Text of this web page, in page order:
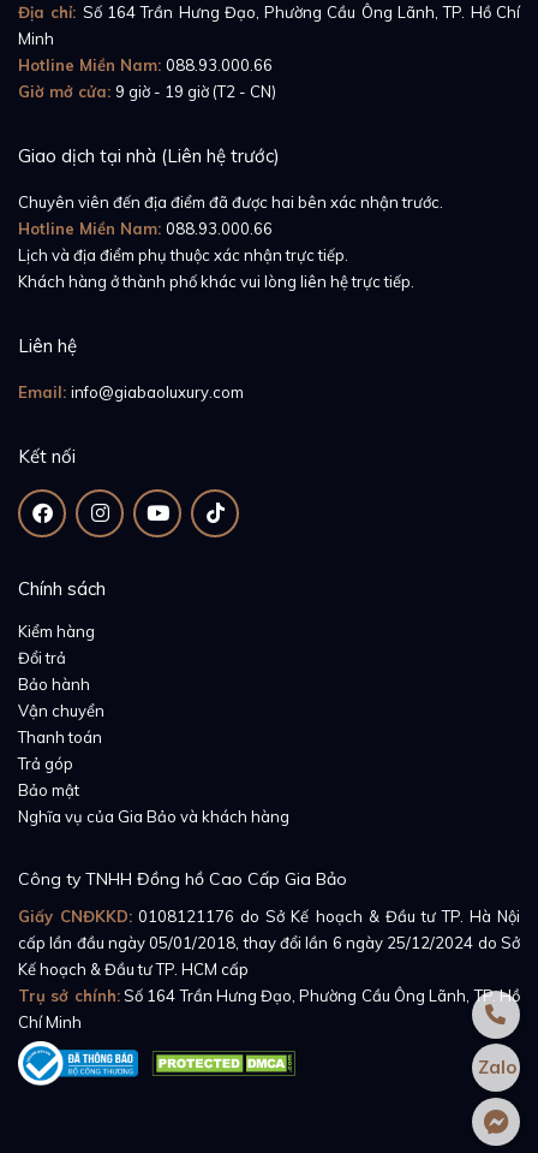
cũng là một điểm cộng không thể bỏ qua khi nói về vẻ
đẹp hào nhoáng và tinh xảo tột bậc. Bên cạnh chất
liệu vàng trắng 18K tương tự bộ bỏ, những viên kim
cương cũng được sử dụng vô cùng hoàn hảo trong
phần lộng lẫy, bắt mắt.
Địa chỉ: Số 164 Trần Hưng Đạo, Phường Cầu Ông Lãnh, TP. Hồ Chí
Minh
Hotline Miền Nam: 088.93.000.66
Giờ mở cửa: 9 giờ - 19 giờ (T2 - CN)
Giao dịch tại nhà (Liên hệ trước)
Chuyên viên đến địa điểm đã được hai bên xác nhận trước.
Hotline Miền Nam: 088.93.000.66
Lịch và địa điểm phụ thuộc xác nhận trực tiếp.
Khách hàng ở thành phố khác vui lòng liên hệ trực tiếp.
Liên hệ
Email: info@giabaoluxury.com
Kết nối
Chính sách
Kiểm hàng
Đổi trả
Bảo hành
Vận chuyển
Thanh toán
Trả góp
Bảo mật
Nghĩa vụ của Gia Bảo và khách hàng
Công ty TNHH Đồng hồ Cao Cấp Gia Bảo
Giấy CNĐKKD: 0108121176 do Sở Kế hoạch & Đầu tư TP. Hà Nội
cấp lần đầu ngày 05/01/2018, thay đổi lần 6 ngày 25/12/2024 do Sở
Kế hoạch & Đầu tư TP. HCM cấp
Trụ sở chính:Số 164 Trần Hưng Đạo, Phường Cầu Ông Lãnh, TP. Hồ
Chí Minh
Zalo